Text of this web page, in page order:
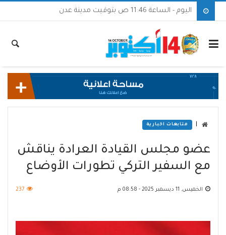
اليوم - الساعة 11:46 ص بتوقيت مدينة عدن
متابعات اخبارية
عضو مجلس القيادة العرادة يناقش
مع السفير التركي تطورات الأوضاع
الخميس, 11 ديسمبر 2025 - 08:58 م 237